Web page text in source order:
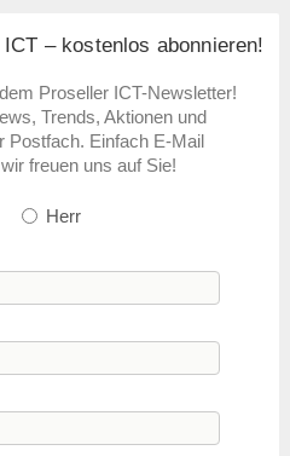
– kostenlos abonnieren!
Proseller ICT-Newsletter!
Trends, Aktionen und
Postfach. Einfach E-Mail
freuen uns auf Sie!
Herr